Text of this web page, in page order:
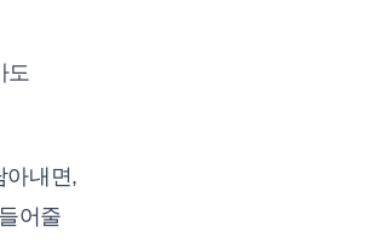
도
아내면,
어줄